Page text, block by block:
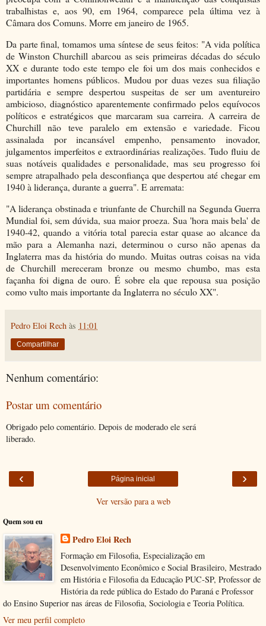
trabalhistas e, aos 90, em 1964, comparece pela última vez à
Câmara dos Comuns. Morre em janeiro de 1965.
Da parte final, tomamos uma síntese de seus feitos: "A vida política
de Winston Churchill abarcou as seis primeiras décadas do século
XX e durante todo este tempo ele foi um dos mais conhecidos e
importantes homens públicos. Mudou por duas vezes sua filiação
partidária e sempre despertou suspeitas de ser um aventureiro
ambicioso, diagnóstico aparentemente confirmado pelos equívocos
políticos e estratégicos que marcaram sua carreira. A carreira de
Churchill não teve paralelo em extensão e variedade. Ficou
assinalada por incansável empenho, pensamento inovador,
julgamentos imperfeitos e extraordinárias realizações. Tudo fluiu de
suas notáveis qualidades e personalidade, mas seu progresso foi
sempre atrapalhado pela desconfiança que despertou até chegar em
1940 à liderança, durante a guerra". E arremata:
"A liderança obstinada e triunfante de Churchill na Segunda Guerra
Mundial foi, sem dúvida, sua maior proeza. Sua 'hora mais bela' de
1940-42, quando a vitória total parecia estar quase ao alcance da
mão para a Alemanha nazi, determinou o curso não apenas da
Inglaterra mas da história do mundo. Muitas outras coisas na vida
de Churchill mereceram bronze ou mesmo chumbo, mas esta
façanha foi digna de ouro. É sobre ela que repousa sua posição
como vulto mais importante da Inglaterra no século XX".
Pedro Eloi Rech às 11:01
Compartilhar
Nenhum comentário:
Postar um comentário
Obrigado pelo comentário. Depois de moderado ele será
liberado.
‹ ›
Página inicial
Ver versão para a web
Quem sou eu
Pedro Eloi Rech
Formação em Filosofia, Especialização em
Desenvolvimento Econômico e Social Brasileiro, Mestrado
em História e Filosofia da Educação PUC-SP, Professor de
História da rede pública do Estado do Paraná e Professor
do Ensino Superior nas áreas de Filosofia, Sociologia e Teoria Política.
Ver meu perfil completo